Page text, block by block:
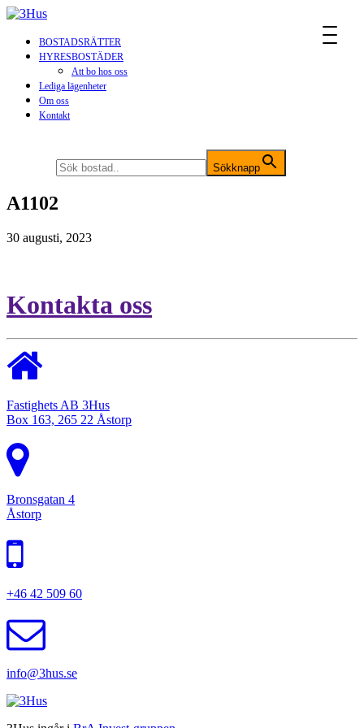
BOSTADSRÄTTER
HYRESBOSTÄDER
Att bo hos oss
Lediga lägenheter
Om oss
Kontakt
Sökknapp
A1102
30 augusti, 2023
Kontakta oss
Fastighets AB 3Hus
Box 163, 265 22 Åstorp
Bronsgatan 4
Åstorp
+46 42 509 60
info@3hus.se